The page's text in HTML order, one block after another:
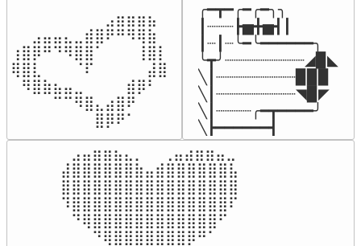
⠀⠀⠀⠀⠀⠀⠀⠀⠀⣠⣶⣶⣶⣦⠀⠀
⠀⠀⣠⣤⣤⣄⣀⣾⣿⠟⠛⠻⢿⣷⠀
⢰⣿⡿⠛⠙⠻⣿⣿⠁⠀⠀⠀⢸⣿⡇
⢿⣿⣇⠀⠀⠀⠈⠏⠀⠀⠀⠀⠀⣼⣿⠀
⠀⠻⣿⣷⣦⣤⣀⠀⠀⠀⠀⣾⡿⠃⠀
⠀⠀⠀⠀⠉⠉⠻⣿⣄⣴⣿⠟⠀⠀⠀
⠀⠀⠀⠀⠀⠀⠀⠀⣿⡿⠟⠁⠀⠀⠀⠀
╭━┳━╭━╭━╮╮
┃┈┈┈┣▅╋▅┫┃
┃┈┃┈╰━╰━━━━━━╮
╰┳╯┈┈┈┈┈┈┈┈┈◢▉◣
╲┃┈┈┈┈┈┈┈┈┈▉▉▉
╲┃┈┈┈┈┈┈┈┈┈◥▉◤
╲┃┈┈┈┈╭━┳━━━━╯
╲┣━━━━━━┫﻿
⠀⣠⣤⣶⣶⣦⣄⡀  ⠀⢀⣤⣴⣶⣶⣤⣀⠀
⣼⣿⣿⣿⣿⣿⣿⣷⣤⣾⣿⣿⣿⣿⣿⣿⣧
⣿⣿⣿⣿⣿⣿⣿⣿⣿⣿⣿⣿⣿⣿⣿⣿⣿
⠹⣿⣿⣿⣿⣿⣿⣿⣿⣿⣿⣿⣿⣿⣿⣿⠏
⠀⠙⢿⣿⣿⣿⣿⣿⣿⣿⣿⣿⣿⣿⣿⠋⠀
⠀⠀⠀⠙⢿⣿⣿⣿⣿⣿⣿⣿⡿⠛⠁⠀⠀